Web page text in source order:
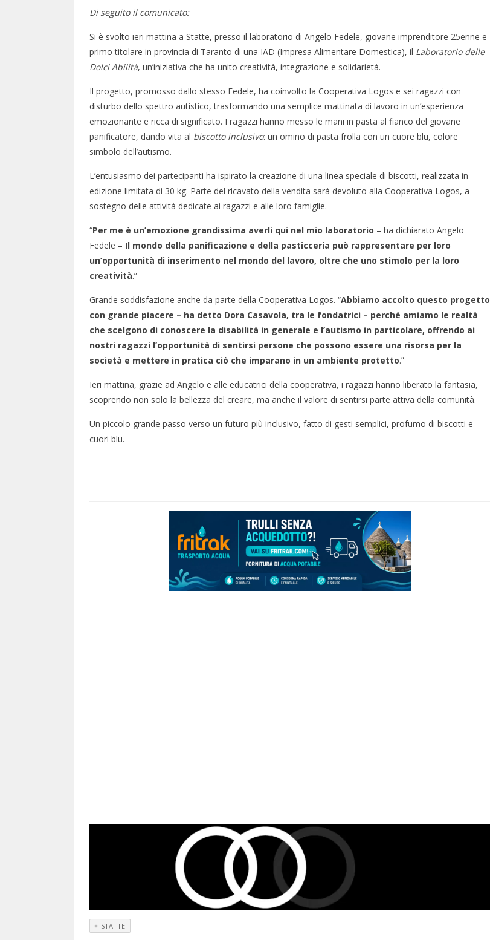
Di seguito il comunicato:
Si è svolto ieri mattina a Statte, presso il laboratorio di Angelo Fedele, giovane imprenditore 25enne e
primo titolare in provincia di Taranto di una IAD (Impresa Alimentare Domestica), il Laboratorio delle
Dolci Abilità, un’iniziativa che ha unito creatività, integrazione e solidarietà.
Il progetto, promosso dallo stesso Fedele, ha coinvolto la Cooperativa Logos e sei ragazzi con
disturbo dello spettro autistico, trasformando una semplice mattinata di lavoro in un’esperienza
emozionante e ricca di significato. I ragazzi hanno messo le mani in pasta al fianco del giovane
panificatore, dando vita al biscotto inclusivo: un omino di pasta frolla con un cuore blu, colore
simbolo dell’autismo.
L’entusiasmo dei partecipanti ha ispirato la creazione di una linea speciale di biscotti, realizzata in
edizione limitata di 30 kg. Parte del ricavato della vendita sarà devoluto alla Cooperativa Logos, a
sostegno delle attività dedicate ai ragazzi e alle loro famiglie.
“Per me è un’emozione grandissima averli qui nel mio laboratorio – ha dichiarato Angelo
Fedele – Il mondo della panificazione e della pasticceria può rappresentare per loro
un’opportunità di inserimento nel mondo del lavoro, oltre che uno stimolo per la loro
creatività.”
Grande soddisfazione anche da parte della Cooperativa Logos. “Abbiamo accolto questo progetto
con grande piacere – ha detto Dora Casavola, tra le fondatrici – perché amiamo le realtà
che scelgono di conoscere la disabilità in generale e l’autismo in particolare, offrendo ai
nostri ragazzi l’opportunità di sentirsi persone che possono essere una risorsa per la
società e mettere in pratica ciò che imparano in un ambiente protetto.”
Ieri mattina, grazie ad Angelo e alle educatrici della cooperativa, i ragazzi hanno liberato la fantasia,
scoprendo non solo la bellezza del creare, ma anche il valore di sentirsi parte attiva della comunità.
Un piccolo grande passo verso un futuro più inclusivo, fatto di gesti semplici, profumo di biscotti e
cuori blu.
STATTE